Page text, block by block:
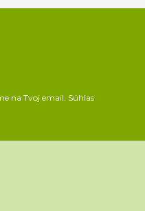
na Tvoj email. Súhlas